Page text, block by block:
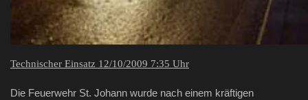
Technischer Einsatz 12/10/2009 7:35 Uhr
Die Feuerwehr St. Johann wurde nach einem kräftigen